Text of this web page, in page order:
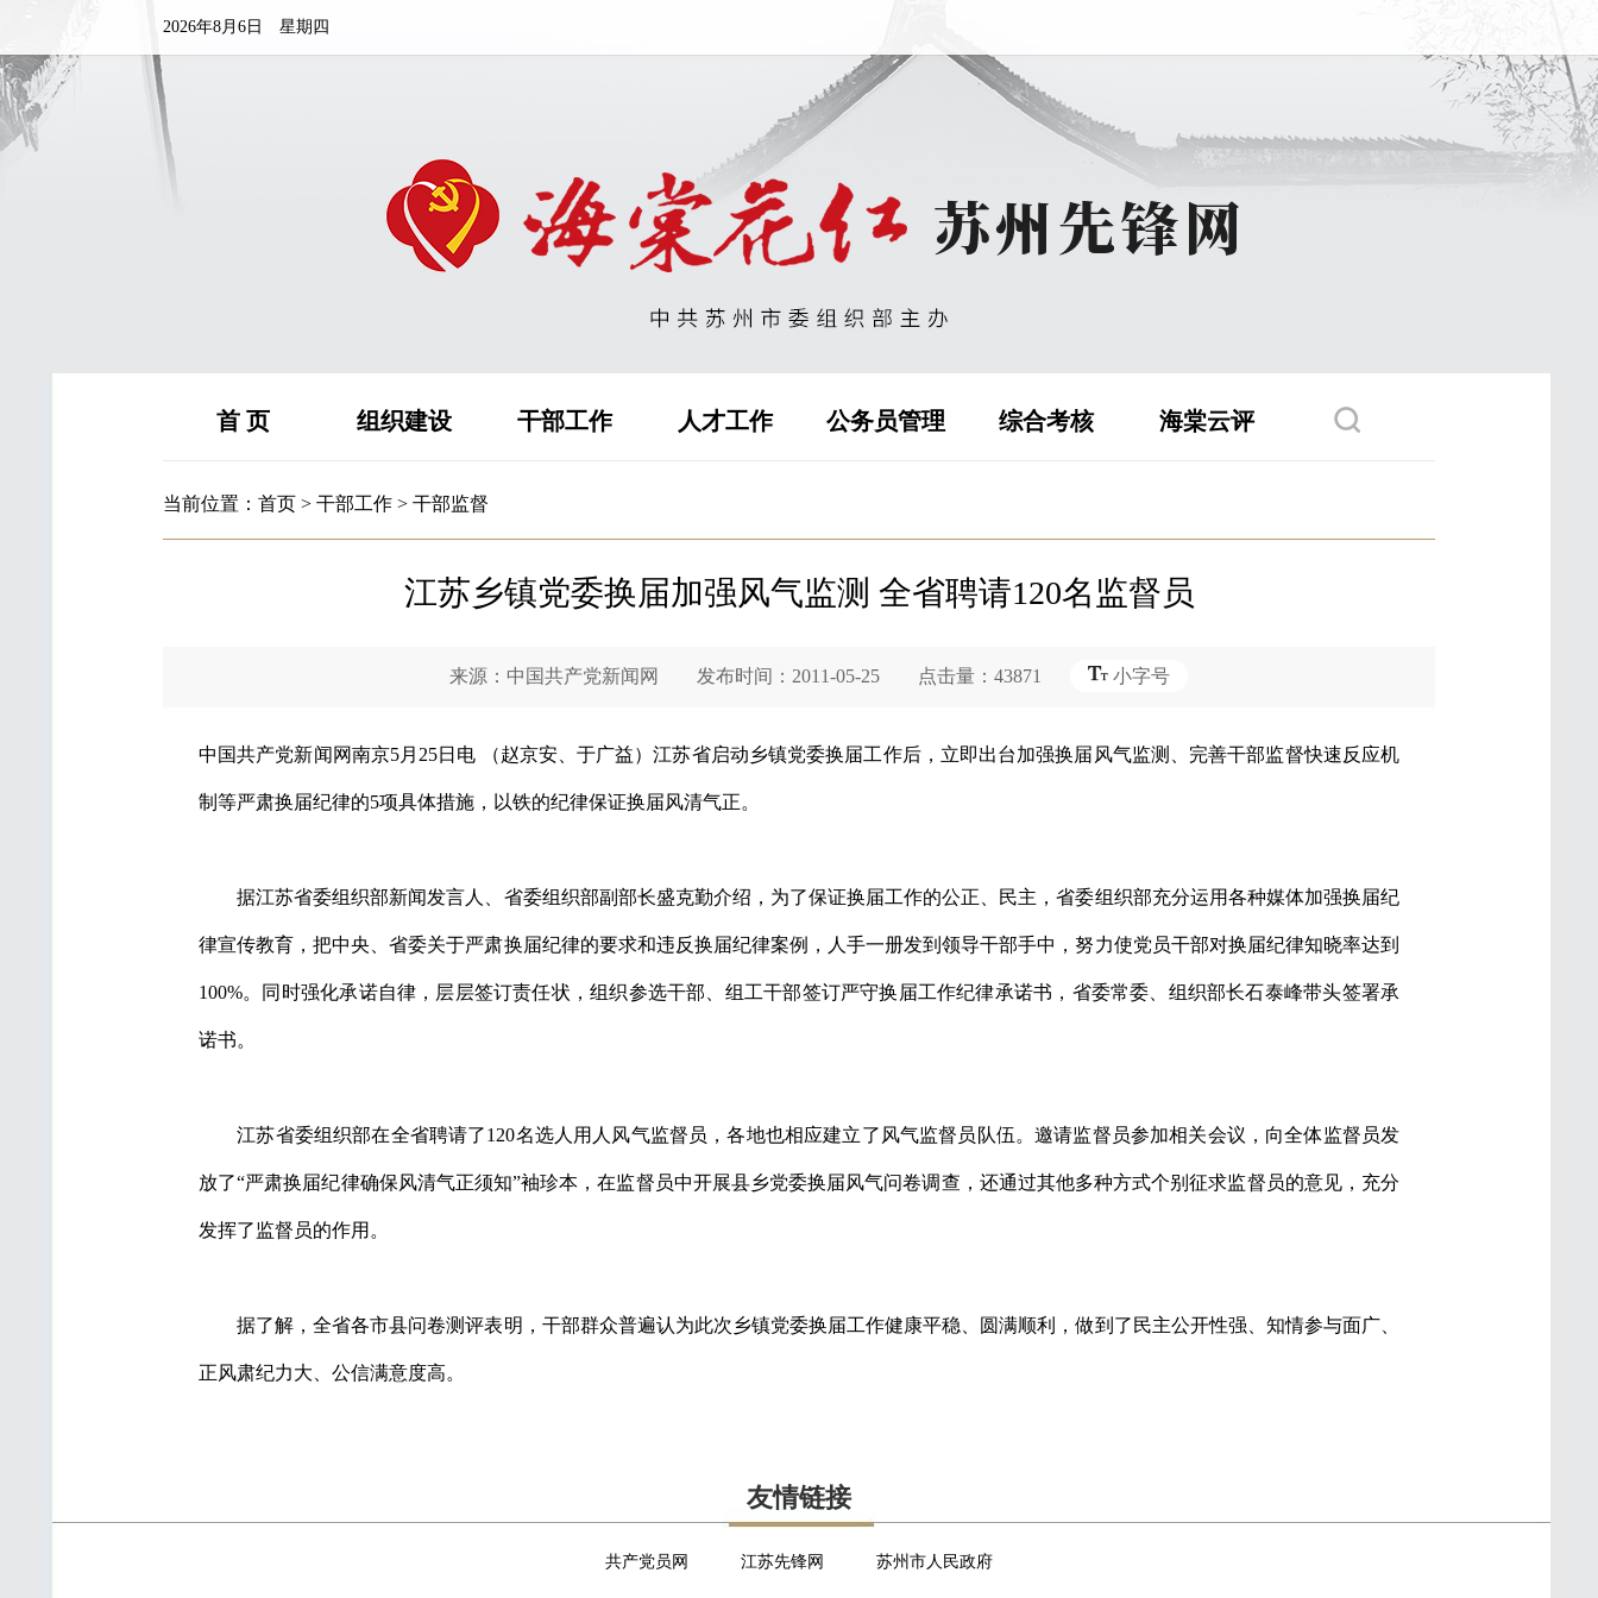
2026年8月6日 星期四
首 页 组织建设 干部工作 人才工作 公务员管理 综合考核 海棠云评
当前位置： 首页 > 干部工作 > 干部监督
江苏乡镇党委换届加强风气监测 全省聘请120名监督员
来源：中国共产党新闻网 发布时间：2011-05-25 点击量：43871 小字号
中国共产党新闻网南京5月25日电 （赵京安、于广益）江苏省启动乡镇党委换届工作后，立即出台加强换届风气监测、完善干部监督快速反应机
制等严肃换届纪律的5项具体措施，以铁的纪律保证换届风清气正。
据江苏省委组织部新闻发言人、省委组织部副部长盛克勤介绍，为了保证换届工作的公正、民主，省委组织部充分运用各种媒体加强换届纪
律宣传教育，把中央、省委关于严肃换届纪律的要求和违反换届纪律案例，人手一册发到领导干部手中，努力使党员干部对换届纪律知晓率达到
100%。同时强化承诺自律，层层签订责任状，组织参选干部、组工干部签订严守换届工作纪律承诺书，省委常委、组织部长石泰峰带头签署承
诺书。
江苏省委组织部在全省聘请了120名选人用人风气监督员，各地也相应建立了风气监督员队伍。邀请监督员参加相关会议，向全体监督员发
放了“严肃换届纪律确保风清气正须知”袖珍本，在监督员中开展县乡党委换届风气问卷调查，还通过其他多种方式个别征求监督员的意见，充分
发挥了监督员的作用。
据了解，全省各市县问卷测评表明，干部群众普遍认为此次乡镇党委换届工作健康平稳、圆满顺利，做到了民主公开性强、知情参与面广、
正风肃纪力大、公信满意度高。
友情链接
共产党员网 江苏先锋网 苏州市人民政府